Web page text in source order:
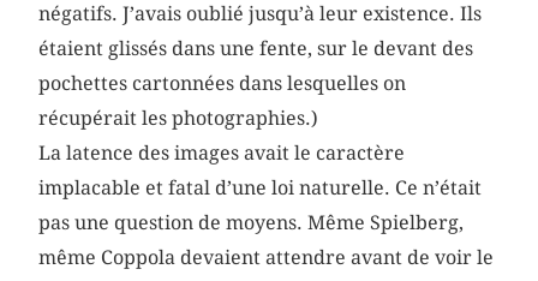
négatifs. J’avais oublié jusqu’à leur existence. Ils
étaient glissés dans une fente, sur le devant des
pochettes cartonnées dans lesquelles on
récupérait les photographies.)
La latence des images avait le caractère
implacable et fatal d’une loi naturelle. Ce n’était
pas une question de moyens. Même Spielberg,
même Coppola devaient attendre avant de voir le